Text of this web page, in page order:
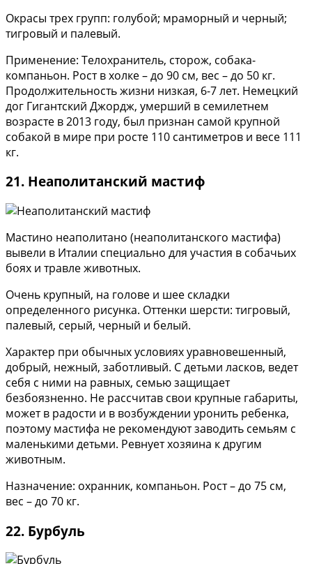
Окрасы трех групп: голубой; мраморный и черный;
тигровый и палевый.
Применение: Телохранитель, сторож, собака-
компаньон. Рост в холке – до 90 см, вес – до 50 кг.
Продолжительность жизни низкая, 6-7 лет. Немецкий
дог Гигантский Джордж, умерший в семилетнем
возрасте в 2013 году, был признан самой крупной
собакой в мире при росте 110 сантиметров и весе 111
кг.
21. Неаполитанский мастиф
Мастино неаполитано (неаполитанского мастифа)
вывели в Италии специально для участия в собачьих
боях и травле животных.
Очень крупный, на голове и шее складки
определенного рисунка. Оттенки шерсти: тигровый,
палевый, серый, черный и белый.
Характер при обычных условиях уравновешенный,
добрый, нежный, заботливый. С детьми ласков, ведет
себя с ними на равных, семью защищает
безбоязненно. Не рассчитав свои крупные габариты,
может в радости и в возбуждении уронить ребенка,
поэтому мастифа не рекомендуют заводить семьям с
маленькими детьми. Ревнует хозяина к другим
животным.
Назначение: охранник, компаньон. Рост – до 75 см,
вес – до 70 кг.
22. Бурбуль